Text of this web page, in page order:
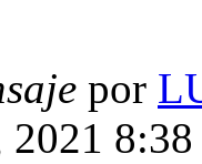
por
2021 8:38